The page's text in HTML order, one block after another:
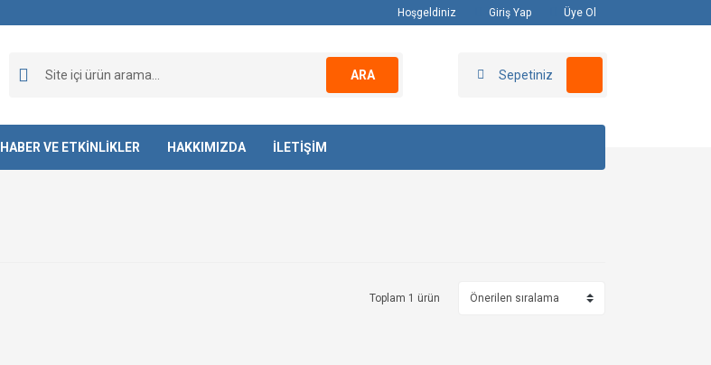
Hoşgeldiniz Giriş Yap Üye Ol
ARA Sepetiniz
HABER VE ETKİNLİKLER HAKKIMIZDA İLETİŞİM
Toplam 1 ürün